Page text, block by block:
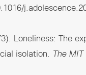
Loneliness: The
isolation. The MIT